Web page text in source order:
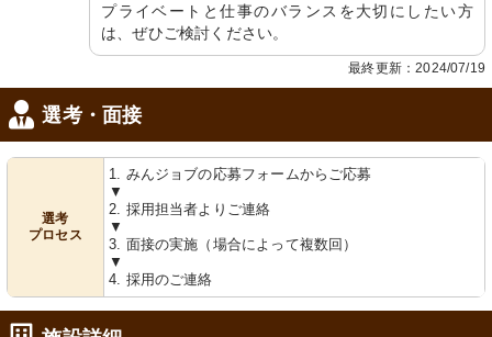
プライベートと仕事のバランスを大切にしたい方
は、ぜひご検討ください。
最終更新：2024/07/19
選考・面接
選考
プロセス
1. みんジョブの応募フォームからご応募
▼
2. 採用担当者よりご連絡
▼
3. 面接の実施（場合によって複数回）
▼
4. 採用のご連絡